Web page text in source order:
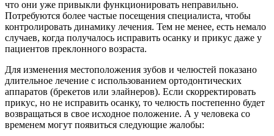
что они уже привыкли функционировать неправильно.
Потребуются более частые посещения специалиста, чтобы
контролировать динамику лечения. Тем не менее, есть немало
случаев, когда получалось исправить осанку и прикус даже у
пациентов преклонного возраста.
Для изменения местоположения зубов и челюстей показано
длительное лечение с использованием ортодонтических
аппаратов (брекетов или элайнеров). Если скорректировать
прикус, но не исправить осанку, то челюсть постепенно будет
возвращаться в свое исходное положение. А у человека со
временем могут появиться следующие жалобы: